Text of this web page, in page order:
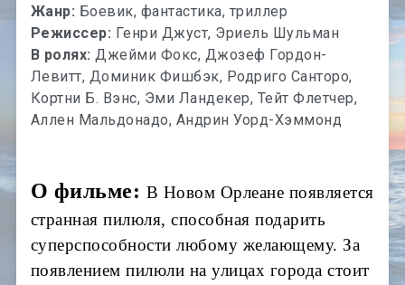
Жанр: Боевик, фантастика, триллер
Режиссер: Генри Джуст, Эриель Шульман
В ролях:Джейми Фокс, Джозеф Гордон-
Левитт, Доминик Фишбэк, Родриго Санторо,
Кортни Б. Вэнс, Эми Ландекер, Тейт Флетчер,
Аллен Мальдонадо, Андрин Уорд-Хэммонд
О фильме: В Новом Орлеане появляется
странная пилюля, способная подарить
суперспособности любому желающему. За
появлением пилюли на улицах города стоит